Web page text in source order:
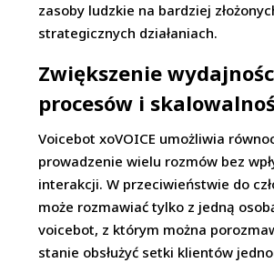
zasoby ludzkie na bardziej
strategicznych działaniach.
Zwiększenie
procesów i
Voicebot xoVOICE umożliwia
prowadzenie wielu rozmów bez
interakcji. W przeciwieństwie do
może rozmawiać tylko z jedną
voicebot, z którym można
stanie obsłużyć setki klientów